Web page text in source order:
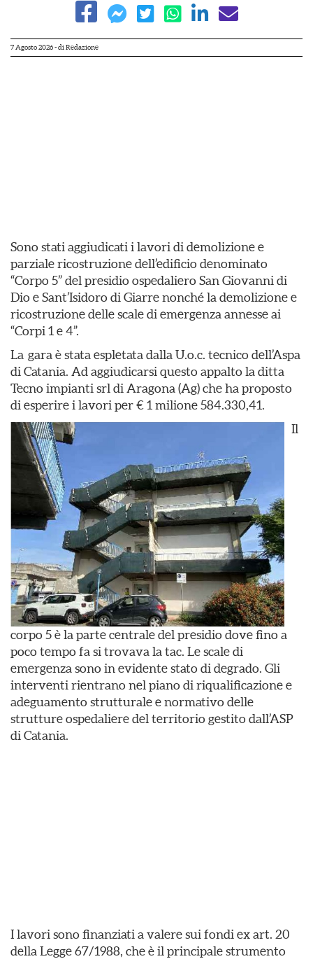
7 Agosto 2026- di Redazione
Sono stati aggiudicati i lavori di demolizione e
parziale ricostruzione dell’edificio denominato
“Corpo 5” del presidio ospedaliero San Giovanni di
Dio e Sant’Isidoro di Giarre nonché la demolizione e
ricostruzione delle scale di emergenza annesse ai
“Corpi 1 e 4”.
La gara è stata espletata dalla U.o.c. tecnico dell’Aspa
di Catania. Ad aggiudicarsi questo appalto la ditta
Tecno impianti srl di Aragona (Ag) che ha proposto
di esperire i lavori per € 1 milione 584.330,41.
Il
corpo 5 è la parte centrale del presidio dove fino a
poco tempo fa si trovava la tac. Le scale di
emergenza sono in evidente stato di degrado. Gli
interventi rientrano nel piano di riqualificazione e
adeguamento strutturale e normativo delle
strutture ospedaliere del territorio gestito dall’ASP
di Catania.
I lavori sono finanziati a valere sui fondi ex art. 20
della Legge 67/1988, che è il principale strumento